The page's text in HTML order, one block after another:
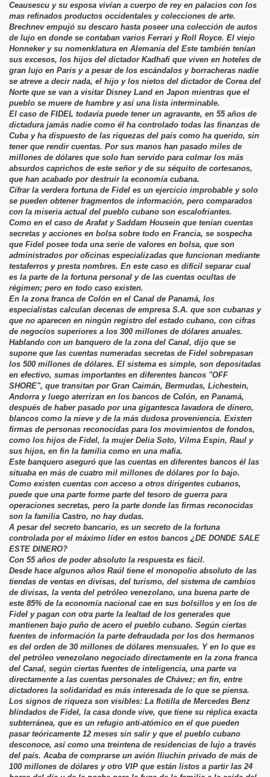
Ceausescu y su esposa vivían a cuerpo de rey en palacios con los
mas refinados productos occidentales y colecciones de arte.
Brechnev empujó su descaro hasta poseer una colección de autos
de lujo en donde se contaban varios Ferrari y Roll Royce. El viejo
Honneker y su nomenklatura en Alemania del Este también tenían
sus excesos, los hijos del dictador Kadhafi que viven en hoteles de
gran lujo en Paris y a pesar de los escándalos y borracheras nadie
se atreve a decir nada, el hijo y los nietos del dictador de Corea del
Norte que se van a visitar Disney Land en Japon mientras que el
pueblo se muere de hambre y así una lista interminable.
El caso de FIDEL todavía puede tener un agravante, en 55 años de
dictadura jamás nadie como él ha controlado todas las finanzas de
Cuba y ha dispuesto de las riquezas del país como ha querido, sin
tener que rendir cuentas. Por sus manos han pasado miles de
millones de dólares que solo han servido para colmar los más
absurdos caprichos de este señor y de su séquito de cortesanos,
que han acabado por destruir la economía cubana.
Cifrar la verdera fortuna de Fidel es un ejercicio improbable y solo
se pueden obtener fragmentos de información, pero comparados
con la miseria actual del pueblo cubano son escalofriantes.
Como en el caso de Arafat y Saddam Housein que tenían cuentas
secretas y acciones en bolsa sobre todo en Francia, se sospecha
que Fidel posee toda una serie de valores en bolsa, que son
administrados por oficinas especializadas que funcionan mediante
testaferros y presta nombres. En este caso es difícil separar cual
es la parte de la fortuna personal y de las cuentas ocultas de
régimen; pero en todo caso existen.
En la zona franca de Colón en el Canal de Panamá, los
especialistas calculan decenas de empresa S.A. que son cubanas y
que no aparecen en ningún registro del estado cubano, con cifras
de negocios superiores a los 300 millones de dólares anuales.
Hablando con un banquero de la zona del Canal, dijo que se
supone que las cuentas numeradas secretas de Fidel sobrepasan
los 500 millones de dólares. El sistema es simple, son depositadas
en efectivo, sumas importantes en diferentes bancos "OFF
SHORE", que transitan por Gran Caimán, Bermudas, Lichestein,
Andorra y luego aterrizan en los bancos de Colón, en Panamá,
después de haber pasado por una gigantesca lavadora de dinero,
blancos como la nieve y de la más dudosa proveniencia. Existen
firmas de personas reconocidas para los movimientos de fondos,
como los hijos de Fidel, la mujer Delia Soto, Vilma Espin, Raul y
sus hijos, en fin la familia como en una mafia.
Este banquero aseguró que las cuentas en diferentes bancos él las
situaba en más de cuatro mil millones de dólares por lo bajo.
Como existen cuentas con acceso a otros dirigentes cubanos,
puede que una parte forme parte del tesoro de guerra para
operaciones secretas, pero la parte donde las firmas reconocidas
son la familia Castro, no hay dudas.
A pesar del secreto bancario, es un secreto de la fortuna
controlada por el máximo líder en estos bancos ¿DE DONDE SALE
ESTE DINERO?
Con 55 años de poder absoluto la respuesta es fácil.
Desde hace algunos años Raúl tiene el monopolio absoluto de las
tiendas de ventas en divisas, del turismo, del sistema de cambios
de divisas, la venta del petróleo venezolano, una buena parte de
este 85% de la economía nacional cae en sus bolsillos y en los de
Fidel y pagan con otra parte la lealtad de los generales que
mantienen bajo puño de acero el pueblo cubano. Según ciertas
fuentes de información la parte defraudada por los dos hermanos
es del orden de 30 millones de dólares mensuales. Y en lo que es
del petróleo venezolano negociado directamente en la zona franca
del Canal, según ciertas fuentes de inteligencia, una parte va
directamente a las cuentas personales de Chávez; en fin, entre
dictadores la solidaridad es más interesada de lo que se piensa.
Los signos de riqueza son visibles: La flotilla de Mercedes Benz
blindados de Fidel, la casa donde vive, que tiene su réplica exacta
subterránea, que es un refugio anti-atómico en el que pueden
pasar teóricamente 12 meses sin salir y que el pueblo cubano
desconoce, así como una treintena de residencias de lujo a través
del país. Acaba de comprarse un avión Iliuchin privado de más de
100 millones de dólares y otro VIP que están listos a partir las 24